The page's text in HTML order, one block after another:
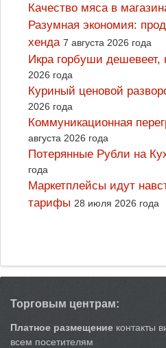
Качество мяса в
Разумная экономия:
хенда 7 августа 2026 года
Икра горбуши дешевеет,
2026 года
Куриный ценовой
2026 года
Коммуникационная
августа 2026 года
Потерянные Рубли на
года
Маркетплейсы идут
тарифы 28 июля 2026 года
Торговым центрам:
Платное размещение контакты
всем посетителям